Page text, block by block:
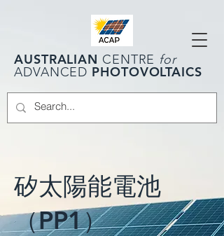
AUSTRALIAN CENTRE for
ADVANCED PHOTOVOLTAICS
矽太陽能電池
（PP1）